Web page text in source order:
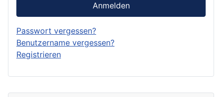
Anmelden
Passwort vergessen?
Benutzername vergessen?
Registrieren